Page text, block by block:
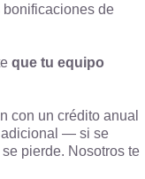
bonificaciones de
que tu equipo
con un crédito anual
adicional — si se
pierde. Nosotros te